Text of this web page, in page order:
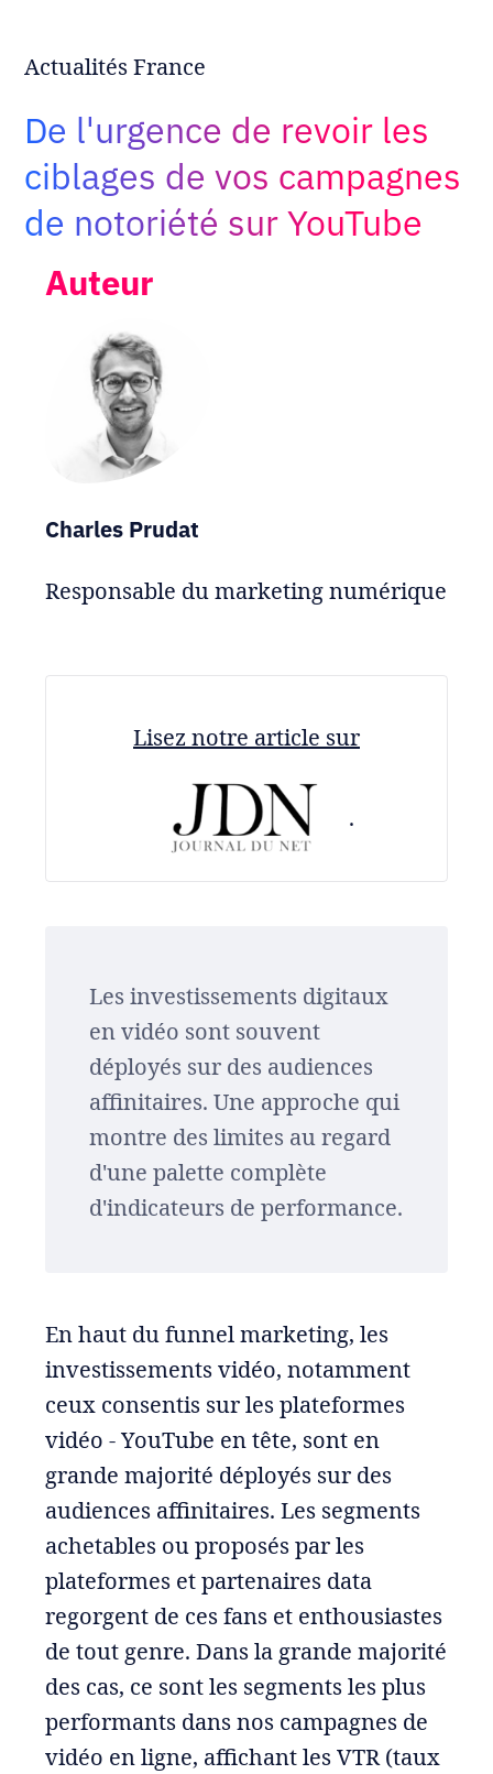
:
FR
Actualités France
De l'urgence de revoir les
ciblages de vos campagnes
de notoriété sur YouTube
Auteur
Charles Prudat
Responsable du marketing numérique
Lisez notre article sur
.
Les investissements digitaux
en vidéo sont souvent
déployés sur des audiences
affinitaires. Une approche qui
montre des limites au regard
d'une palette complète
d'indicateurs de performance.
En haut du funnel marketing, les
investissements vidéo, notamment
ceux consentis sur les plateformes
vidéo - YouTube en tête, sont en
grande majorité déployés sur des
audiences affinitaires. Les segments
achetables ou proposés par les
plateformes et partenaires data
regorgent de ces fans et enthousiastes
de tout genre. Dans la grande majorité
des cas, ce sont les segments les plus
performants dans nos campagnes de
vidéo en ligne, affichant les VTR (taux